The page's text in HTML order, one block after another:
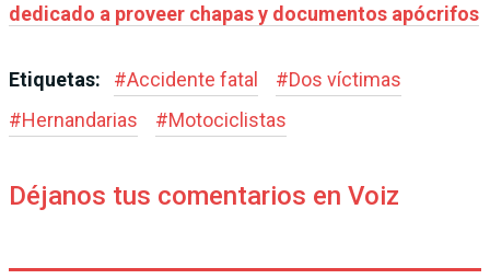
dedicado a proveer chapas y documentos apócrifos
Etiquetas: #Accidente fatal #Dos víctimas
#Hernandarias #Motociclistas
Déjanos tus comentarios en Voiz